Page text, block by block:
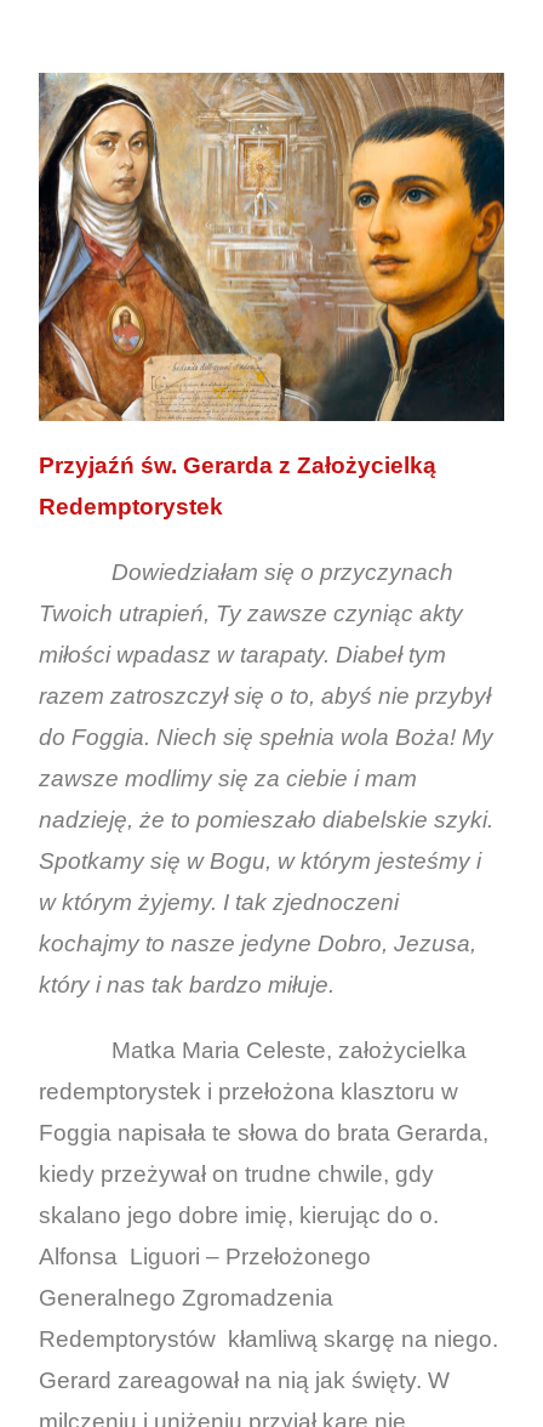
Przyjaźń św. Gerarda z Założycielką
Redemptorystek
Dowiedziałam się o przyczynach
Twoich utrapień, Ty zawsze czyniąc akty
miłości wpadasz w tarapaty. Diabeł tym
razem zatroszczył się o to, abyś nie przybył
do Foggia. Niech się spełnia wola Boża! My
zawsze modlimy się za ciebie i mam
nadzieję, że to pomieszało diabelskie szyki.
Spotkamy się w Bogu, w którym jesteśmy i
w którym żyjemy. I tak zjednoczeni
kochajmy to nasze jedyne Dobro, Jezusa,
który i nas tak bardzo miłuje.
Matka Maria Celeste, założycielka
redemptorystek i przełożona klasztoru w
Foggia napisała te słowa do brata Gerarda,
kiedy przeżywał on trudne chwile, gdy
skalano jego dobre imię, kierując do o.
Alfonsa Liguori – Przełożonego
Generalnego Zgromadzenia
Redemptorystów kłamliwą skargę na niego.
Gerard zareagował na nią jak święty. W